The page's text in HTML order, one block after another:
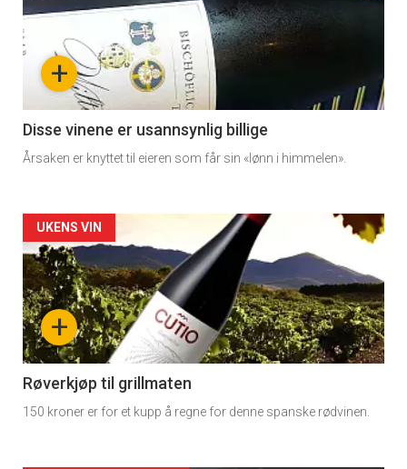
akkurat
nå
3
+
Disse vinene er usannsynlig billige
Årsaken er knyttet til eieren som får sin «lønn i himmelen».
Forsiden
akkurat
nå
-
4
+
UKENS VIN
Røverkjøp til grillmaten
150 kroner er for et kupp å regne for denne spanske rødvinen.